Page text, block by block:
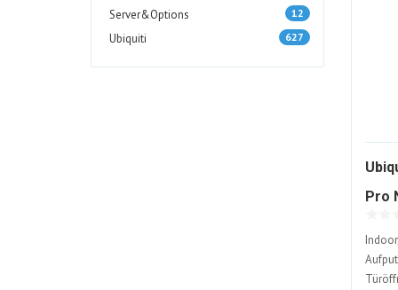
Server&Options 12
Ubiquiti 627
Pro